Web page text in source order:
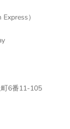
）
6番11-105